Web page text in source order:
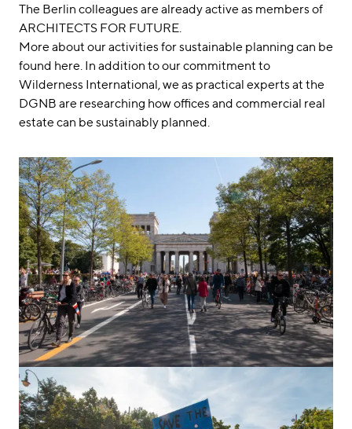
The Berlin colleagues are already active as members of
ARCHITECTS FOR FUTURE.
More about our activities for sustainable planning can be
found here. In addition to our commitment to
Wilderness International, we as practical experts at the
DGNB are researching how offices and commercial real
estate can be sustainably planned.